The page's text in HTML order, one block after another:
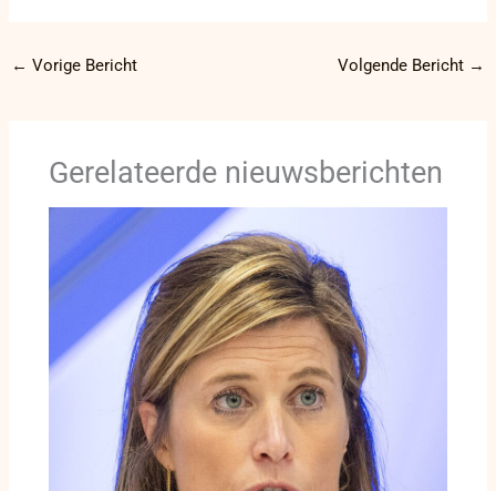
← Vorige Bericht Volgende Bericht →
Gerelateerde nieuwsberichten